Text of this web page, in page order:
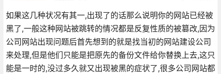
如果这几种状况有其一,出现了的话那么说明你的网站已经被
黑了,一般这种网站被跳转的情况都是反复性质的被篡改,因为
公司网站出现问题后首先想到的就是找当初的网站建设公司
来处理,但是他们只能是把原先的备份文件给你替换上去,这只
能是一时的,没过多久就又出现被黑的症状了,很多公司网站都